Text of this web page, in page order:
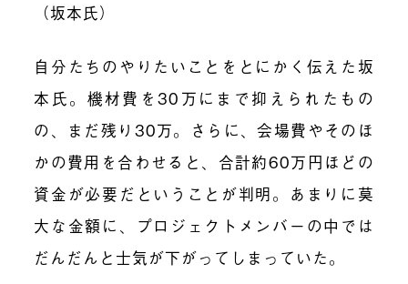
（坂本氏）
自分たちのやりたいことをとにかく伝えた坂
本氏。機材費を30万にまで抑えられたもの
の、まだ残り30万。さらに、会場費やそのほ
かの費用を合わせると、合計約60万円ほどの
資金が必要だということが判明。あまりに莫
大な金額に、プロジェクトメンバーの中では
だんだんと士気が下がってしまっていた。